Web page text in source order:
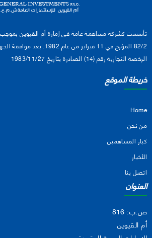
تأسست كشركة مساهمة عامة في إمارة أم القيوين بموجب
82/2 المؤرخ في 11 فبراير من
الرخصة التجارية رقم (14) الصادرة بتاريخ 1983/11/27
خريطة الموقع
Home
من نحن
كبار المساهمين
الأخبار
اتصل بنا
العنوان
ص.ب: 816
أم القيوين